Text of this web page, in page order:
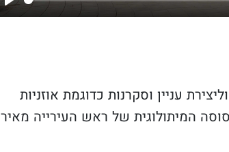
Play
עניין וסקרנות כדוגמת אוזניות
המיתולוגית של ראש העירייה מאיר